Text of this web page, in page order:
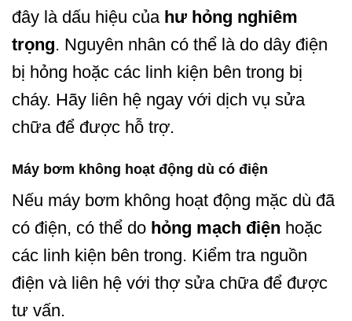
đây là dấu hiệu của hư hỏng nghiêm
trọng. Nguyên nhân có thể là do dây điện
bị hỏng hoặc các linh kiện bên trong bị
cháy. Hãy liên hệ ngay với dịch vụ sửa
chữa để được hỗ trợ.
Máy bơm không hoạt động dù có điện
Nếu máy bơm không hoạt động mặc dù đã
có điện, có thể do hỏng mạch điện hoặc
các linh kiện bên trong. Kiểm tra nguồn
điện và liên hệ với thợ sửa chữa để được
tư vấn.